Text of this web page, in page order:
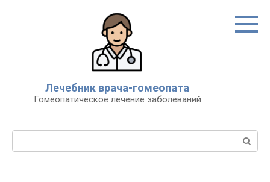
Лечебник врача-гомеопата
Гомеопатическое лечение заболеваний
Поиск: